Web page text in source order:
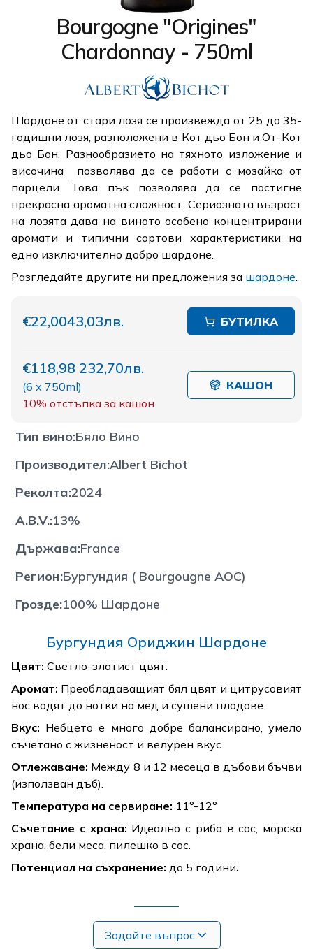
Bourgogne "Origines"
Chardonnay - 750ml
Шардоне от стари лозя се произвежда от 25 до 35-
годишни лозя, разположени в Кот дьо Бон и От-Кот
дьо Бон. Разнообразието на тяхното изложение и
височина
позволява да се работи с мозайка от
парцели. Това пък позволява да се постигне
прекрасна ароматна сложност. Сериозната възраст
на лозята дава на виното особено концентрирани
аромати и типични сортови характеристики на
едно изключително добро шардоне.
Разгледайте другите ни предложения за шардоне.
€22,0043,03лв. БУТИЛКА
€118,98 232,70лв.
(6 x 750ml)
10% отстъпка за кашон
КАШОН
Тип вино:Бяло Вино
Производител:Albert Bichot
Реколта:2024
A.B.V.:13%
Държава:France
Регион:Бургундия ( Bourgougne AOC)
Грозде:100% Шардоне
Бургундия Ориджин Шардоне
Цвят: Светло-златист цвят.
Аромат: Преобладаващият бял цвят и цитрусовият
нос водят до нотки на мед и сушени плодове.
Вкус: Небцето е много добре балансирано, умело
съчетано с жизненост и велурен вкус.
Отлежаване: Между 8 и 12 месеца в дъбови бъчви
(използван дъб).
Температура на сервиране: 11°-12°
Съчетание с храна: Идеално с риба в сос, морска
храна, бели меса, пилешко в сос.
Потенциал на съхранение: до 5 години.
Задайте въпрос